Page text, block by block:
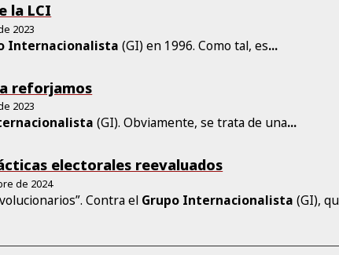
la LCI
2023
Internacionalista (GI) en 1996. Como tal, es...
reforjamos
2023
(GI). Obviamente, se trata de una...
electorales reevaluados
de 2024
Contra el Grupo Internacionalista (GI),